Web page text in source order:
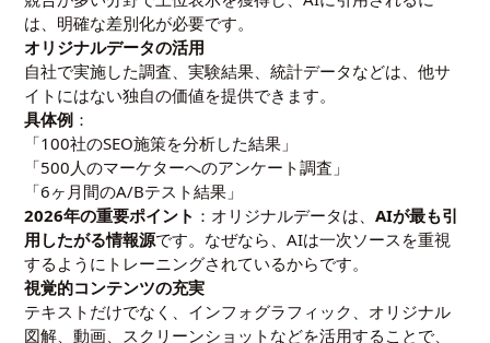
は、明確な差別化が必要です。
オリジナルデータの活用
自社で実施した調査、実験結果、統計データなどは、他サ
イトにはない独自の価値を提供できます。
具体例 ：
「100社のSEO施策を分析した結果」
「500人のマーケターへのアンケート調査」
「6ヶ月間のA/Bテスト結果」
2026年の重要ポイント ：オリジナルデータは、AIが最も引
用したがる情報源です。なぜなら、AIは一次ソースを重視
するようにトレーニングされているからです。
視覚的コンテンツの充実
テキストだけでなく、インフォグラフィック、オリジナル
図解、動画、スクリーンショットなどを活用することで、